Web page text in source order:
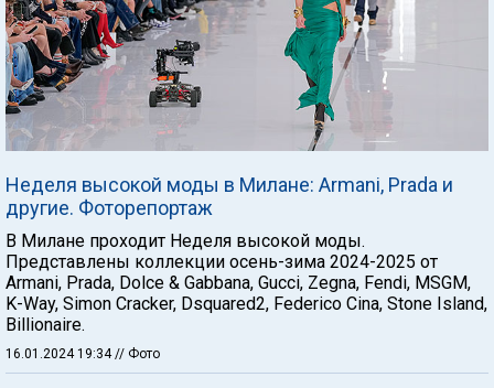
Неделя высокой моды в Милане: Armani, Prada и
другие. Фоторепортаж
В Милане проходит Неделя высокой моды.
Представлены коллекции осень-зима 2024-2025 от
Armani, Prada, Dolce & Gabbana, Gucci, Zegna, Fendi, MSGM,
K-Way, Simon Cracker, Dsquared2, Federico Cina, Stone Island,
Billionaire.
16.01.2024 19:34 // Фото